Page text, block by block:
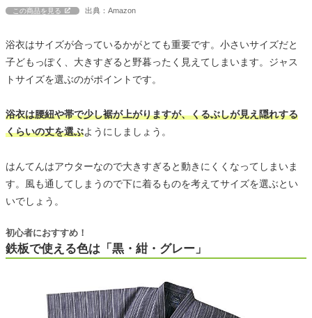
この商品を見る 出典：Amazon
浴衣はサイズが合っているかがとても重要です。小さいサイズだと
子どもっぽく、大きすぎると野暮ったく見えてしまいます。ジャス
トサイズを選ぶのがポイントです。
浴衣は腰紐や帯で少し裾が上がりますが、くるぶしが見え隠れする
くらいの丈を選ぶようにしましょう。
はんてんはアウターなので大きすぎると動きにくくなってしまいま
す。風も通してしまうので下に着るものを考えてサイズを選ぶとい
いでしょう。
鉄板で使える色は「黒・紺・グレー」
初心者におすすめ！